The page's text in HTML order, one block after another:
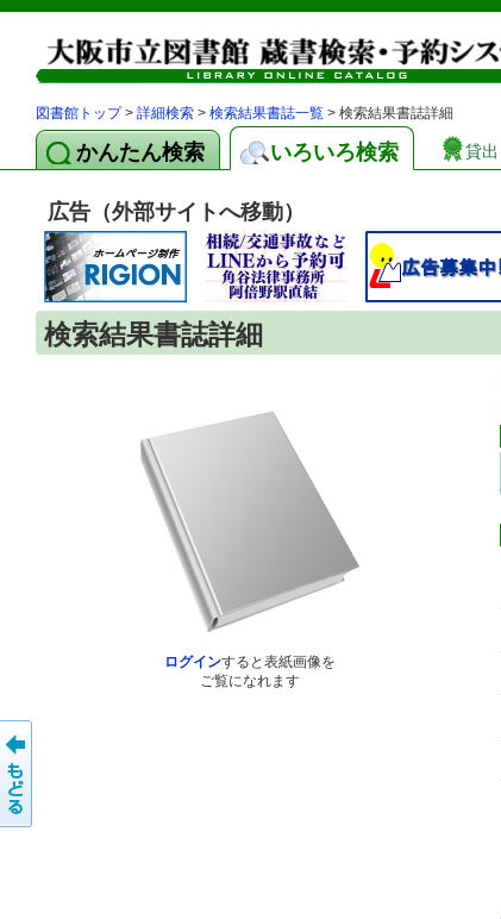
図書館トップ> 詳細検索 > 検索結果書誌一覧 > 検索結果書誌詳細
かんたん検索 いろいろ検索 貸
広告（外部サイトへ移動）
検索結果書誌詳細
ログインすると表紙画像を
ご覧になれます